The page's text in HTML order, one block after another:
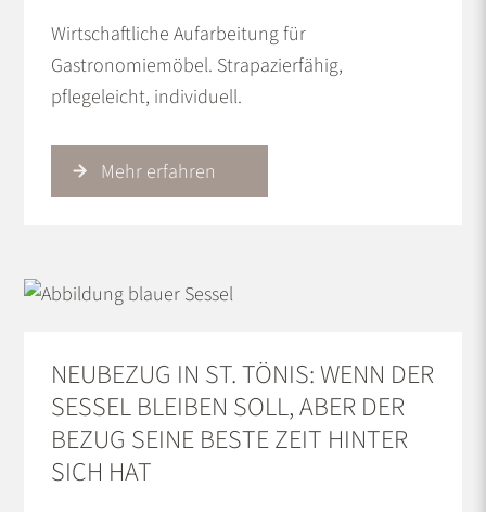
Wirtschaftliche Aufarbeitung für
Gastronomiemöbel. Strapazierfähig,
pflegeleicht, individuell.
Mehr erfahren
NEUBEZUG IN ST. TÖNIS: WENN DER
SESSEL BLEIBEN SOLL, ABER DER
BEZUG SEINE BESTE ZEIT HINTER
SICH HAT